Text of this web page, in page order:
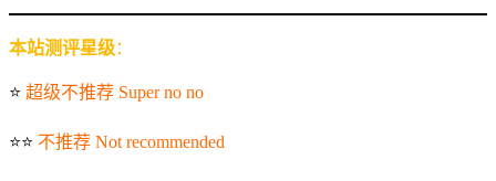
本站测评星级：
⭐️ 超级不推荐 Super no no
⭐️⭐️ 不推荐 Not recommended